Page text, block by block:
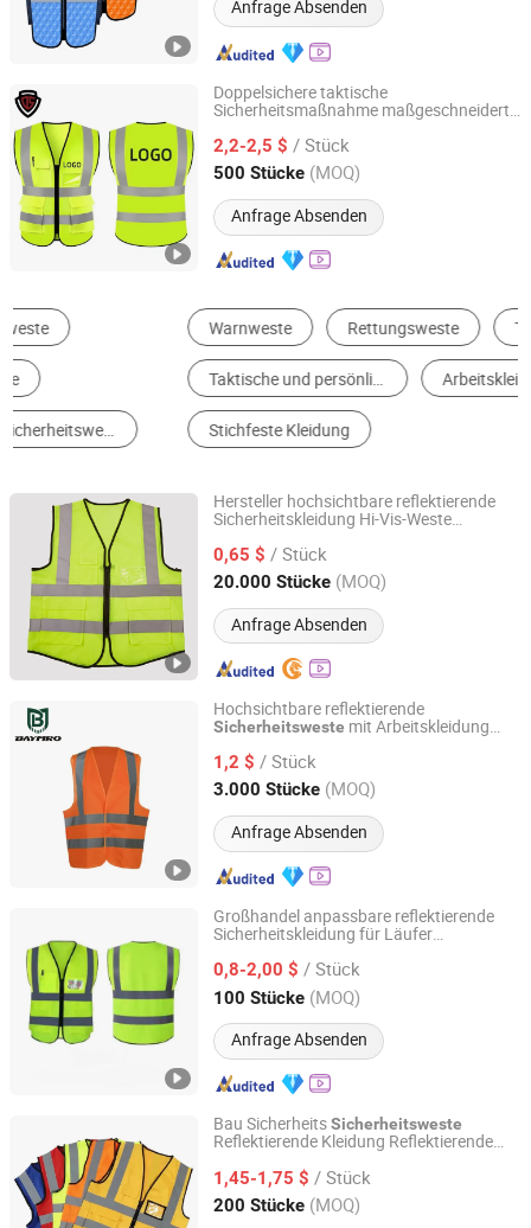
Anfrage Absenden
Doppelsichere taktische
Sicherheitsmaßnahme maßgeschneiderte
hochsichtbare reflektierende Jacke
Sicherheitsweste
2,2-2,5 $ / Stück
500 Stücke (MOQ)
Anfrage Absenden
GUANGZHOU DOUBLE SAFE SECURITY PRODUCTS
FACTORY
Guangdong, China Seit 2011
Warnweste Rettungsweste Taktische Weste
Taktische und persönliche Verteidigungsausrüstung Arbeitskleidung
Stichfeste Kleidung
Hersteller hochsichtbare reflektierende
Sicherheitskleidung Hi-Vis-Weste
0,65 $ / Stück
20.000 Stücke (MOQ)
Anfrage Absenden
Anhui Guohong Industrial and Trading Co., Ltd.
Anhui, China Seit 2015
Hochsichtbare reflektierende
Sicherheitsweste mit Arbeitskleidung
Unterhemden PSA Anbieter
1,2 $ / Stück
3.000 Stücke (MOQ)
Anfrage Absenden
Baymro Safety China Co., Ltd.
Jiangsu, China Seit 2020
Großhandel anpassbare reflektierende
Sicherheitskleidung für Läufer
0,8-2,00 $ / Stück
100 Stücke (MOQ)
Anfrage Absenden
Jiangsu Crown Police Equipment Manufacturing Co., Ltd.
Jiangsu, China Seit 2022
Bau SicherheitsSicherheitsweste
Reflektierende Kleidung Reflektierende
1,45-1,75 $ / Stück
200 Stücke (MOQ)
Henan Chiwai International Trade Co., Ltd.
Henan, China Seit 2024